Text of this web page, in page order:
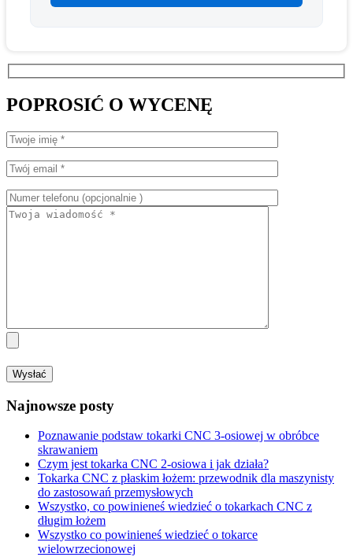
POPROSIĆ O WYCENĘ
Najnowsze posty
Poznawanie podstaw tokarki CNC 3-osiowej w obróbce
skrawaniem
Czym jest tokarka CNC 2-osiowa i jak działa?
Tokarka CNC z płaskim łożem: przewodnik dla maszynisty
do zastosowań przemysłowych
Wszystko, co powinieneś wiedzieć o tokarkach CNC z
długim łożem
Wszystko co powinieneś wiedzieć o tokarce
wielowrzecionowej